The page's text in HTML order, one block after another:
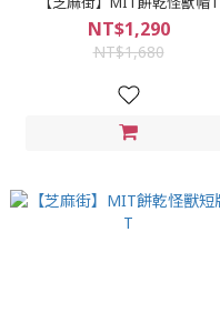
NT$1,290
NT$1,680